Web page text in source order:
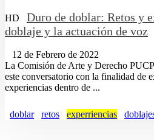
HD
Duro de doblar: Retos y
doblaje y la actuación de voz
12 de Febrero de 2022
La Comisión de Arte y Derecho
este conversatorio con la finalidad de
experiencias dentro de ...
doblar retos experriencias